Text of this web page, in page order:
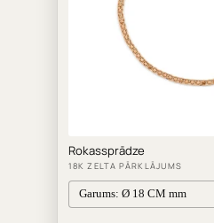
Rokassprādze
18K ZELTA PĀRKLĀJUMS